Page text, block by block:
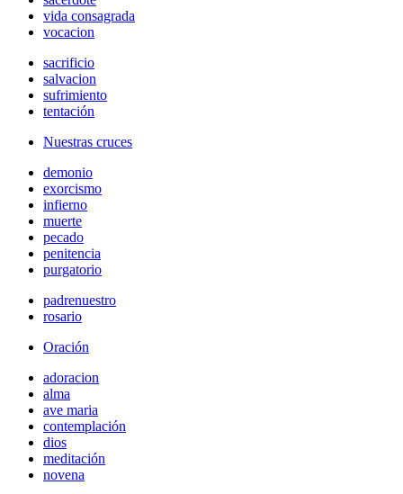
vida consagrada
vocacion
sacrificio
salvacion
sufrimiento
tentación
Nuestras cruces
demonio
exorcismo
infierno
muerte
pecado
penitencia
purgatorio
padrenuestro
rosario
Oración
adoracion
alma
ave maria
contemplación
dios
meditación
novena